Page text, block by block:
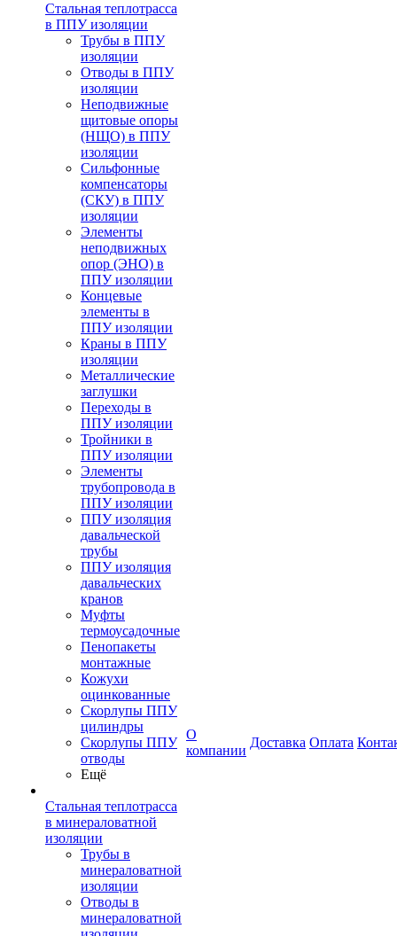
Стальная теплотрасса
в ППУ изоляции
Трубы в ППУ
изоляции
Отводы в ППУ
изоляции
Неподвижные
щитовые опоры
(НЩО) в ППУ
изоляции
Cильфонные
компенсаторы
(СКУ) в ППУ
изоляции
Элементы
неподвижных
опор (ЭНО) в
ППУ изоляции
Концевые
элементы в
ППУ изоляции
Краны в ППУ
изоляции
Металлические
заглушки
Переходы в
ППУ изоляции
Тройники в
ППУ изоляции
Элементы
трубопровода в
ППУ изоляции
ППУ изоляция
давальческой
трубы
ППУ изоляция
давальческих
кранов
Муфты
термоусадочные
Пенопакеты
монтажные
Кожухи
оцинкованные
Скорлупы ППУ
цилиндры
Скорлупы ППУ
отводы
Ещё
Стальная теплотрасса
в минераловатной
изоляции
Трубы в
минераловатной
изоляции
Отводы в
минераловатной
О
компании
Доставка Оплата